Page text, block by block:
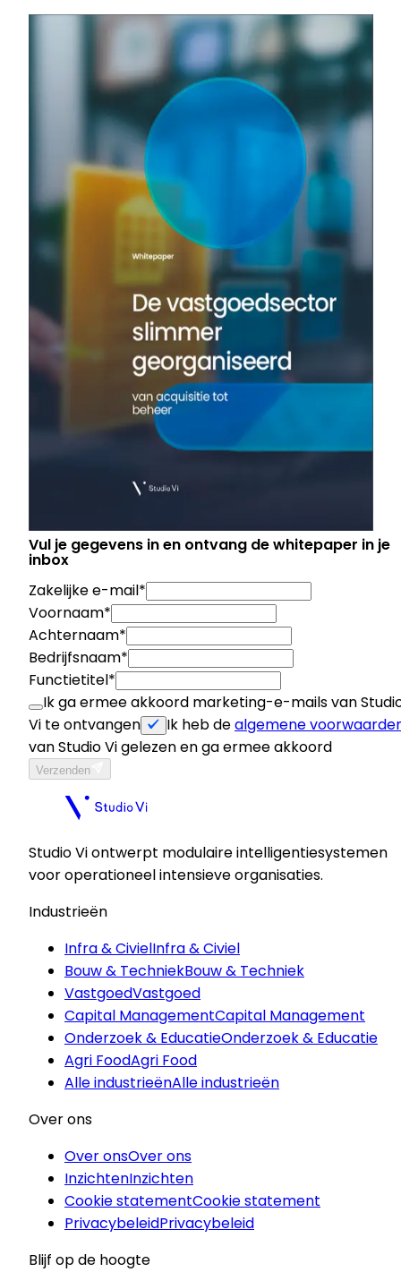
Vul je gegevens in en ontvang de whitepaper in je
inbox
Zakelijke e-mail*
Voornaam*
Achternaam*
Bedrijfsnaam*
Functietitel*
Ik ga ermee akkoord marketing-e-mails van
Vi te ontvangen
Ik heb dealgemene
van Studio Vi gelezen en ga ermee akkoord
Verzenden
Studio Vi ontwerpt modulaire intelligentiesystemen
voor operationeel intensieve organisaties.
Industrieën
Infra & CivielInfra & Civiel
Bouw & TechniekBouw & Techniek
VastgoedVastgoed
Capital ManagementCapital Management
Onderzoek & EducatieOnderzoek & Educatie
Agri FoodAgri Food
Alle industrieënAlle industrieën
Over ons
Over onsOver ons
InzichtenInzichten
Cookie statementCookie statement
PrivacybeleidPrivacybeleid
Blijf op de hoogte